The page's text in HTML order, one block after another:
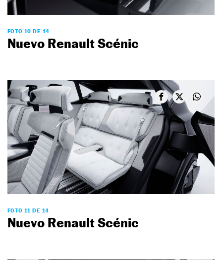
FOTO 10 DE 14
Nuevo Renault Scénic
FOTO 11 DE 14
Nuevo Renault Scénic